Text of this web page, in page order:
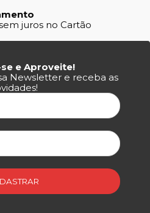
juros no Cartão
e Aproveite!
Newsletter e receba as